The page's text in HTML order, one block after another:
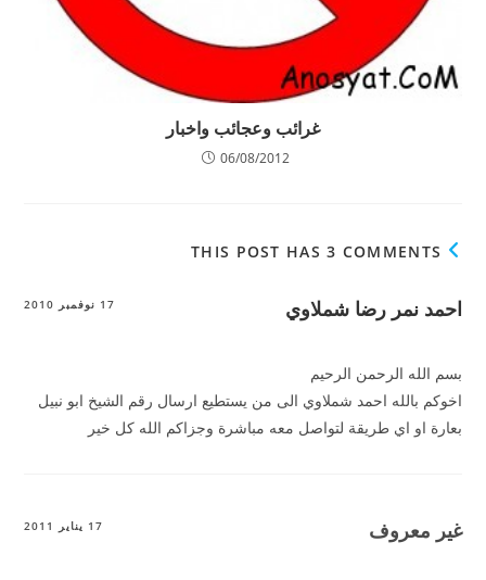
غرائب وعجائب واخبار
06/08/2012
THIS POST HAS 3 COMMENTS
احمد نمر رضا شملاوي 17 نوفمبر 2010
بسم الله الرحمن الرحيم
اخوكم بالله احمد شملاوي الى من يستطيع ارسال رقم الشيخ ابو نبيل
بعارة او اي طريقة لتواصل معه مباشرة وجزاكم الله كل خير
غير معروف 17 يناير 2011